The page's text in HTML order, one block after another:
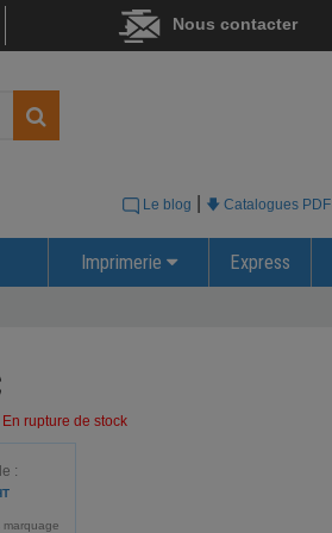
Nous contacter
Le blog 🡇 Catalogues PDF
Imprimerie Express
En rupture de stock
:
marquage